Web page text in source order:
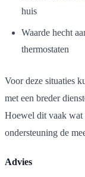
huis
Waarde hecht
thermostaten
Voor deze situaties
met een breder
Hoewel dit vaak wat
ondersteuning de
Advies